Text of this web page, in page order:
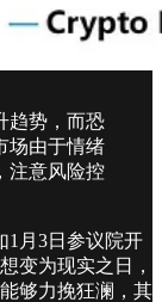
趋势，而恐
场由于情绪
注意风险控
1月3日参议院开
变为现实之日，
够力挽狂澜，其